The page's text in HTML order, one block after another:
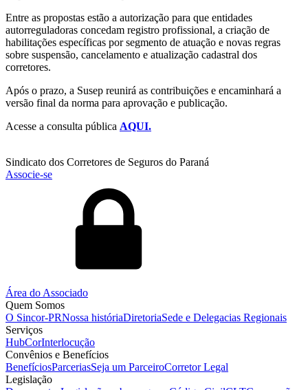
Entre as propostas estão a autorização para que entidades
autorreguladoras concedam registro profissional, a criação de
habilitações específicas por segmento de atuação e novas regras
sobre suspensão, cancelamento e atualização cadastral dos
corretores.
Após o prazo, a Susep reunirá as contribuições e encaminhará a
versão final da norma para aprovação e publicação.
Acesse a consulta pública AQUI.
Sindicato dos Corretores de Seguros do Paraná
Associe-se
Área do Associado
Quem Somos
O Sincor-PRNossa históriaDiretoriaSede e Delegacias Regionais
Serviços
HubCorInterlocução
Convênios e Benefícios
BenefíciosParceriasSeja um ParceiroCorretor Legal
Legislação